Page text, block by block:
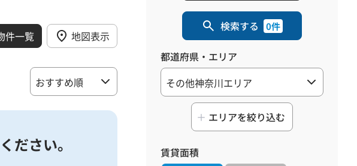
件一覧 地図表示
ださい。
検索する 0件
都道府県・エリア
エリアを絞り込む
賃貸面積